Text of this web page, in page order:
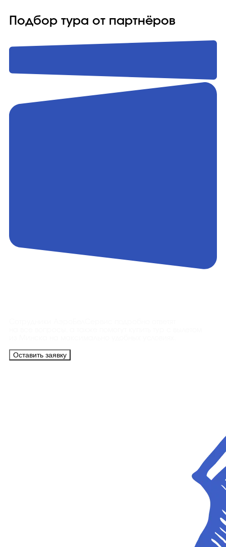
Подбор тура от партнёров
Оставить заявку